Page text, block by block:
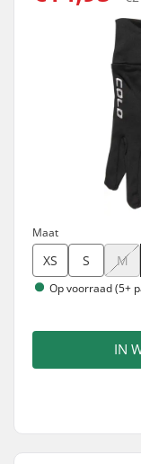
Maat
XS S M
Op voorraad (5+
IN